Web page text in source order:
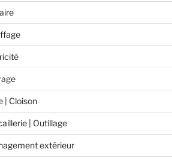
| Cloison
| Outillage
extérieur